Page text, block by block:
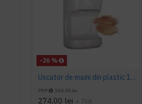
-26 %
Uscator de maini din plastic 1400 W AQAS
PRP 369,90 lei
274,00 lei + TVA